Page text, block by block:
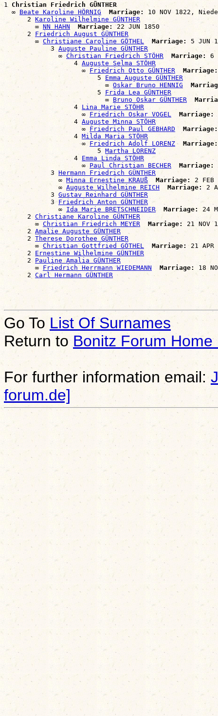
1 Christian Friedrich GÜNTHER
  ∞
Beate Karoline HÖRNIG Marriage:
10 NOV 1822,
      2
Karoline Wilhelmine GÜNTHER
        ∞
NN HAHN Marriage: 22 JUN 1850
      2
Friedrich August GÜNTHER
        ∞
Christiane Caroline GÖTHEL Marriage:
5 JUN
            3
Auguste Pauline GÜNTHER
              ∞
Christian Friedrich STÖHR Marriage:
6
                  4
Auguste Selma STÖHR
                    ∞
Friedrich Otto GÜNTHER
Marriage:
                        5
Emma Auguste GÜNTHER
                          ∞
Oskar Bruno HENNIG
                        5
Frida Lea GÜNTHER
                          ∞
Bruno Oskar GÜNTHER
                  4
Lina Marie STÖHR
                    ∞
Friedrich Oskar VOGEL Marriage:
                  4
Auguste Minna STÖHR
                    ∞
Friedrich Paul GEBHARD
Marriage:
                  4
Milda Maria STÖHR
                    ∞
Friedrich Adolf LORENZ
Marriage:
                        5
Martha LORENZ
                  4
Emma Linda STÖHR
                    ∞
Paul Christian BECHER Marriage:
            3
Hermann Friedrich GÜNTHER
              ∞
Minna Ernestine KRAUß Marriage:
2
              ∞
Auguste Wilhelmine REICH Marriage: 2
            3
Gustav Reinhard GÜNTHER
            3
Friedrich Anton GÜNTHER
              ∞
Ida Marie BRETSCHNEIDER Marriage:
24
      2
Christiane Karoline GÜNTHER
        ∞
Christian Friedrich MEYER Marriage:
21 NOV
      2
Amalie Auguste GÜNTHER
      2
Therese Dorothee GÜNTHER
        ∞
Christian Gottfried GÖTHEL Marriage: 21 APR
      2
Ernestine Wilhelmine GÜNTHER
      2
Pauline Amalia GÜNTHER
        ∞
Friedrich Herrmann WIEDEMANN Marriage:
18
      2
Carl Hermann GÜNTHER
Go To List Of Surnames
Return toBonitz Forum Home
For further information email:
forum.de]